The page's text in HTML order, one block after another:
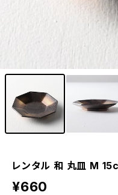
レンタル 和 丸皿 M
¥660